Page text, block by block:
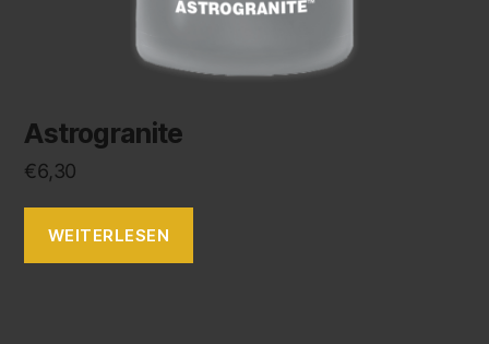
Astrogranite
€6,30
WEITERLESEN